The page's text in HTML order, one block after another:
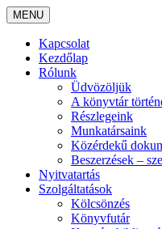
MENU
Kapcsolat
Kezdőlap
Rólunk
Üdvözöljük
A könyvtár
Részlegeink
Munkatársaink
Közérdekű
Beszerzések –
Nyitvatartás
Szolgáltatások
Kölcsönzés
Könyvfutár